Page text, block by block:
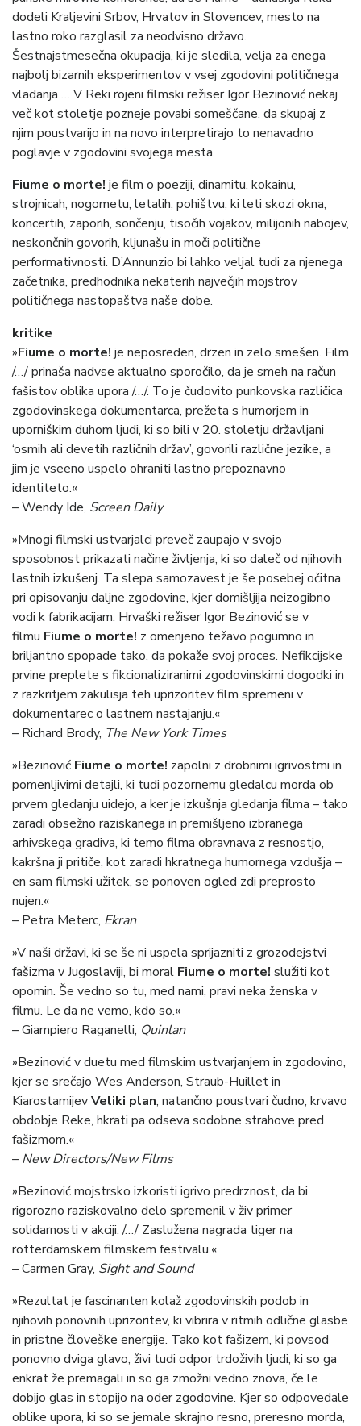
dodeli Kraljevini Srbov, Hrvatov in Slovencev, mesto na
lastno roko razglasil za neodvisno državo.
Šestnajstmesečna okupacija, ki je sledila, velja za enega
najbolj bizarnih eksperimentov v vsej zgodovini političnega
vladanja … V Reki rojeni filmski režiser Igor Bezinović nekaj
več kot stoletje pozneje povabi someščane, da skupaj z
njim poustvarijo in na novo interpretirajo to nenavadno
poglavje v zgodovini svojega mesta.
Fiume o morte! je film o poeziji, dinamitu, kokainu,
strojnicah, nogometu, letalih, pohištvu, ki leti skozi okna,
koncertih, zaporih, sončenju, tisočih vojakov, milijonih nabojev,
neskončnih govorih, kljunašu in moči politične
performativnosti. D’Annunzio bi lahko veljal tudi za njenega
začetnika, predhodnika nekaterih največjih mojstrov
političnega nastopaštva naše dobe.
kritike
»Fiume o morte! je neposreden, drzen in zelo smešen. Film
/…/ prinaša nadvse aktualno sporočilo, da je smeh na račun
fašistov oblika upora /…/. To je čudovito punkovska različica
zgodovinskega dokumentarca, prežeta s humorjem in
uporniškim duhom ljudi, ki so bili v 20. stoletju državljani
‘osmih ali devetih različnih držav’, govorili različne jezike, a
jim je vseeno uspelo ohraniti lastno prepoznavno
identiteto.«
– Wendy Ide, Screen Daily
»Mnogi filmski ustvarjalci preveč zaupajo v svojo
sposobnost prikazati načine življenja, ki so daleč od njihovih
lastnih izkušenj. Ta slepa samozavest je še posebej očitna
pri opisovanju daljne zgodovine, kjer domišljija neizogibno
vodi k fabrikacijam. Hrvaški režiser Igor Bezinović se v
filmu Fiume o morte! z omenjeno težavo pogumno in
briljantno spopade tako, da pokaže svoj proces. Nefikcijske
prvine preplete s fikcionaliziranimi zgodovinskimi dogodki in
z razkritjem zakulisja teh uprizoritev film spremeni v
dokumentarec o lastnem nastajanju.«
– Richard Brody, The New York Times
»Bezinović Fiume o morte! zapolni z drobnimi igrivostmi in
pomenljivimi detajli, ki tudi pozornemu gledalcu morda ob
prvem gledanju uidejo, a ker je izkušnja gledanja filma – tako
zaradi obsežno raziskanega in premišljeno izbranega
arhivskega gradiva, ki temo filma obravnava z resnostjo,
kakršna ji pritiče, kot zaradi hkratnega humornega vzdušja –
en sam filmski užitek, se ponoven ogled zdi preprosto
nujen.«
– Petra Meterc, Ekran
»V naši državi, ki se še ni uspela sprijazniti z grozodejstvi
fašizma v Jugoslaviji, bi moral Fiume o morte! služiti kot
opomin. Še vedno so tu, med nami, pravi neka ženska v
filmu. Le da ne vemo, kdo so.«
– Giampiero Raganelli, Quinlan
»Bezinović v duetu med filmskim ustvarjanjem in zgodovino,
kjer se srečajo Wes Anderson, Straub-Huillet in
KiarostamijevVeliki plan, natančno poustvari čudno, krvavo
obdobje Reke, hkrati pa odseva sodobne strahove pred
fašizmom.«
– New Directors/New Films
»Bezinović mojstrsko izkoristi igrivo predrznost, da bi
rigorozno raziskovalno delo spremenil v živ primer
solidarnosti v akciji. /…/ Zaslužena nagrada tiger na
rotterdamskem filmskem festivalu.«
– Carmen Gray, Sight and Sound
»Rezultat je fascinanten kolaž zgodovinskih podob in
njihovih ponovnih uprizoritev, ki vibrira v ritmih odlične glasbe
in pristne človeške energije. Tako kot fašizem, ki povsod
ponovno dviga glavo, živi tudi odpor trdoživih ljudi, ki so ga
enkrat že premagali in so ga zmožni vedno znova, če le
dobijo glas in stopijo na oder zgodovine. Kjer so odpovedale
oblike upora, ki so se jemale skrajno resno, preresno morda,